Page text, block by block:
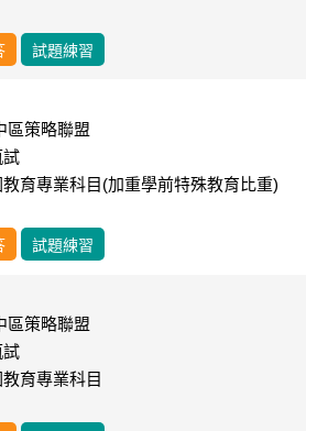
試題練習
區策略聯盟
試
育專業科目(加重學前特殊教育比重)
試題練習
區策略聯盟
試
育專業科目